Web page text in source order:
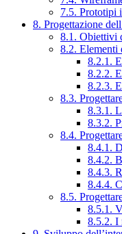
7.5. Prototipi
8. Progettazione
8.1. Obiettivi
8.2. Elementi
8.2.1.
8.2.2.
8.2.3.
8.3.
8.3.1.
8.3.2.
8.4.
8.4.1.
8.4.2.
8.4.3.
8.4.4.
8.5.
8.5.1.
8.5.2. I